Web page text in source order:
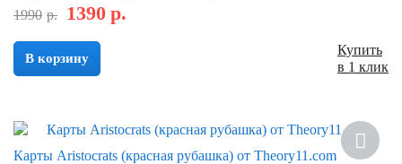
1990 р. 1390 р.
В корзину
Купить
в 1 клик
Карты Aristocrats (красная рубашка) от Theory11.com